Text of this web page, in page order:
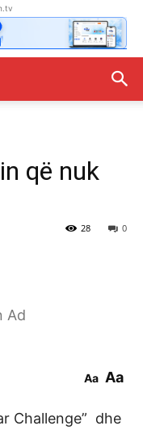
që nuk
0
28
Ad
Aa Aa
Challenge” dhe